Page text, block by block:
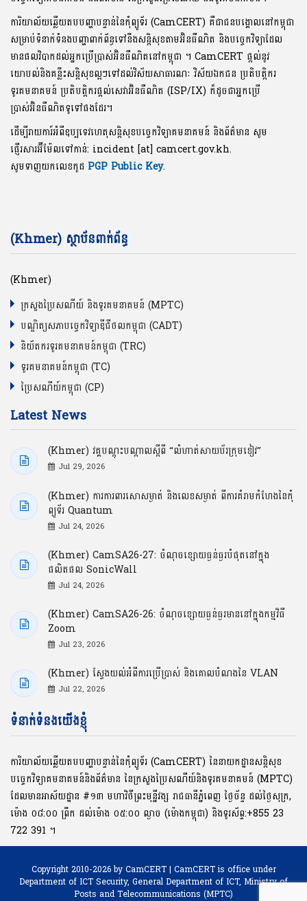
ការិយាល័យឆ្លើយតបបញ្ហាបន្ទាន់នៃកុំព្យូទ័រ (CamCERT) គឺជាជនបង្គោលនៅកម្ពុជា
សម្រាប់ទំនាក់ទំនងបញ្ហាពាក់ព័ន្ធទៅនឹងសន្តិសុខតាមអ៊ិនធឺណិត និងបច្ចេកវិទ្យាដែល
មានផលវិបាកដល់អ្នកប្រើប្រាស់អ៊ិនធឺណិតនៅកម្ពុជា ។ CamCERT ផ្តល់នូវ
យោបល់និងគន្លឹះសន្តិសុខល្អៗទៅដល់វិស័យសាធារណៈ វិស័យឯកជន ប្រតិបត្តិករ
ទូរគមនាគមន៍ ប្រតិបត្តិករផ្តល់សេវាអ៊ិនធឺណិត (ISP/IX) ក៏ដូចជាអ្នកប្រើ
ប្រាស់អ៊ិនធឺណិតទូទៅផងដែរ។
ដើម្បីរាយការ៍អំពីឧប្បទេវហេតុសន្តិសុខបច្ចេកវិទ្យាគមនាគមន៍ និងព័ត៌មាន សូម
ផ្ញើរសារអ៊ីម៉ែលទៅកាន់: incident [at] camcert.gov.kh.
សូមទាញយកលេខកូដ PGP Public Key.
(Khmer) ស្ថាប័នពាក់ព័ន្ធ
(Khmer)
ក្រសួងប្រៃសណីយ៍ និងទូរគមនាគមន៍ (MPTC)
បណ្ឌិត្យសភាបច្ចេកវិទ្យាឌីជីថលកម្ពុជា (CADT)
និយ័តករទូរគមនាគមន៍កម្ពុជា (TRC)
ទូរគមនាគមន៍កម្ពុជា (TC)
ប្រៃសណីយ៍កម្ពុជា (CP)
Latest News
(Khmer) វគ្គបណ្ដុះបណ្ដាលស្ដីពី “លំហាត់សាយប័រក្រុមខៀវ”
Jul 29, 2026
(Khmer) ការការពារសោសម្ងាត់ និងលេខសម្ងាត់ ពីការគំរាមកំហែងនៃកុំ
ព្យូទ័រ Quantum
Jul 24, 2026
(Khmer) CamSA26-27: ចំណុចខ្សោយធ្ងន់ធ្ងរបំផុតនៅក្នុង
ផលិតផល SonicWall
Jul 24, 2026
(Khmer) CamSA26-26: ចំណុចខ្សោយធ្ងន់ធ្ងរមាននៅក្នុងកម្មវិធី
Zoom
Jul 23, 2026
(Khmer) ស្វែងយល់អំពីការប្រើប្រាស់ និងគោលបំណងនៃ VLAN
Jul 22, 2026
ទំនាក់ទំនងយើងខ្ញុំ
ការិយាល័យឆ្លើយតបបញ្ហាបន្ទាន់នៃកុំព្យូទ័រ (CamCERT) នៃនាយកដ្ឋានសន្តិសុខ
បច្ចេកវិទ្យាគមនាគមន៍និងព័ត៌មាន នៃក្រសួងប្រៃសណីយ៍និងទូរគមនាគមន៍ (MPTC)
ដែលមានអាស័យដ្ឋាន #១៣ មហាវិថីព្រះមុនី្នវង្ស រាជធានីភ្នំពេញ ថ្ងៃច័ន្ទ ដល់ថ្ងៃសុក្រ,
ម៉ោង ០៨:០០ ​ព្រឹក ដល់ម៉ោង ០៥:០០ ល្ងាច (ម៉ោងកម្ពុជា) និងទូរស័ព្ទ:+855 23
722 391 ។
Copyright 2010-2026 by CamCERT | CamCERT is office under
Department of ICT Security, General Department of ICT, Ministry of
Posts and Telecommunications (MPTC)